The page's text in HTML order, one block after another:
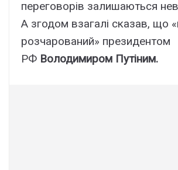
переговорів залишаються
А згодом взагалі сказав, що
розчарований» президентом
РФ Володимиром Путіним.